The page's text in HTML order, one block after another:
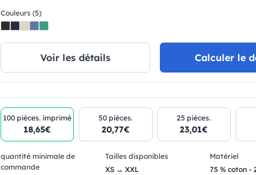
Couleurs (5)
Voir les détails Calculer le
100 pièces. imprimé
18,65€
50 pièces.
20,77€
25 pièces.
23,01€
quantité minimale de
commande
Tailles disponibles
XS → XXL
Matériel
75 % coton -